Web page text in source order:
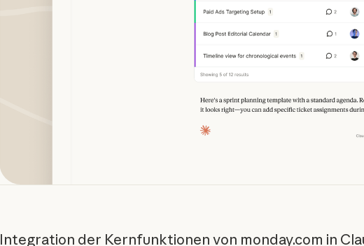
Integration der Kernfunktionen von monday.com in